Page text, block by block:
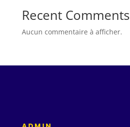
Recent Comments
Aucun commentaire à afficher.